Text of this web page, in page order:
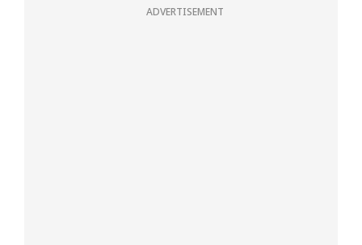
ADVERTISEMENT